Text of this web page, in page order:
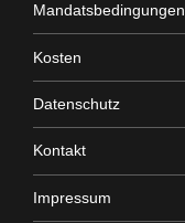
Mandatsbedingungen
Kosten
Datenschutz
Kontakt
Impressum